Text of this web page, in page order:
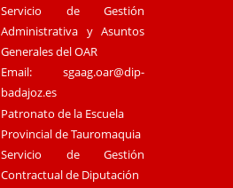
Servicio de Gestión
Administrativa y Asuntos
Generales del OAR
Email:sgaag.oar@dip-
badajoz.es
Patronato de la Escuela
Provincial de Tauromaquia
Servicio de Gestión
Contractual de Diputación